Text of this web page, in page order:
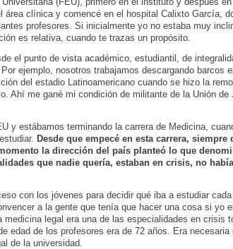
área clínica y comencé en el hospital Calixto García,
profesores. Si inicialmente yo no estaba muy
es relativa, cuando te trazas un propósito.
el punto de vista académico, estudiantil, de
ejemplo, nosotros trabajamos descargando barcos
del estadio Latinoamericano cuando se hizo la
Ahí me gané mi condición de militante de la Unión de
y estábamos terminando la carrera de Medicina,
Desde que empecé en esta carrera,
la dirección del país planteó lo que
que nadie quería, estaban en crisis, no
con los jóvenes para decidir qué iba a estudiar
a la gente que tenía que hacer una cosa si yo
medicina legal era una de las especialidades en crisis
edad de los profesores era de 72 años. Era necesaria
de la universidad.